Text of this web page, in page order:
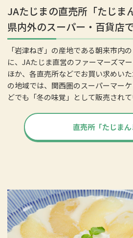
JAたじまの直売所「たじま
県内外のスーパー・百貨店
「岩津ねぎ」の産地である朝来市内
に、JAたじま直営のファーマーズマ
ほか、各直売所などでお買い求めい
の地域では、関西圏のスーパーマー
どでも「冬の味覚」として販売されて
直売所「たじまん